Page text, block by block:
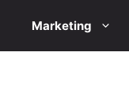
Marketing